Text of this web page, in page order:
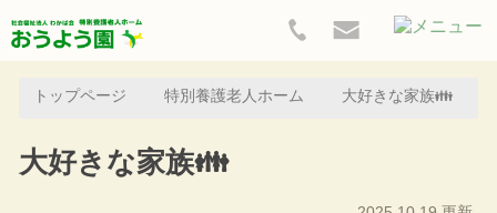
トップページ 特別養護老人ホーム 大好きな家族👪
大好きな家族👪